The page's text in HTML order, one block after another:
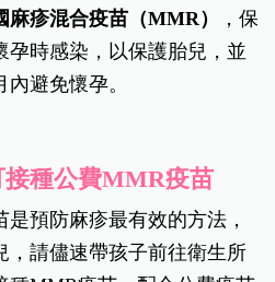
疹混合疫苗（MMR）
，保
孕時感染，以保護胎兒，並
避免懷孕。
種公費MMR疫苗
預防麻疹最有效的方法，
，請儘速帶孩子前往衛生所